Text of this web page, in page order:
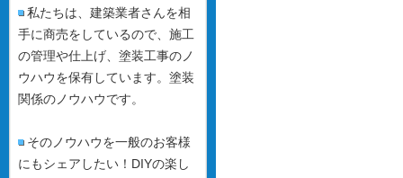
私たちは、建築業者さんを相
手に商売をしているので、施工
の管理や仕上げ、塗装工事のノ
ウハウを保有しています。塗装
関係のノウハウです。
そのノウハウを一般のお客様
にもシェアしたい！DIYの楽し